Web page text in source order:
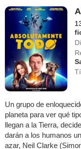
Un grupo de
planeta para ver qué
llegan a la Tierra,
darán a los humanos
azar, Neil Clarke